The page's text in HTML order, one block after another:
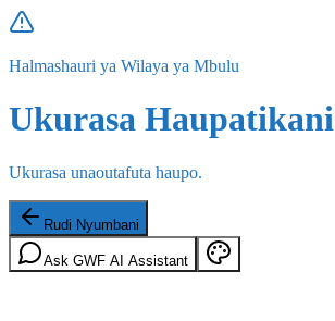
Halmashauri ya Wilaya ya Mbulu
Ukurasa Haupatikani
Ukurasa unaoutafuta haupo.
Rudi Nyumbani
Ask GWF AI Assistant